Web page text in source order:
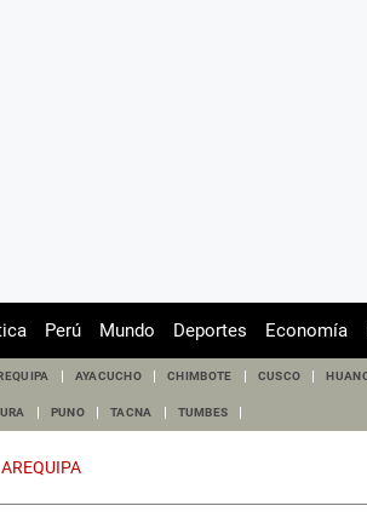
Perú Mundo Deportes Economía
AYACUCHO CHIMBOTE CUSCO
PUNO TACNA TUMBES
AREQUIPA